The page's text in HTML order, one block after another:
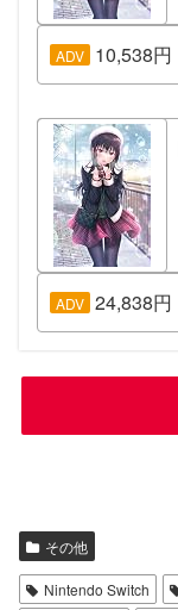
ADV 10,538円
ADV 24,838円
その他
Nintendo Switch